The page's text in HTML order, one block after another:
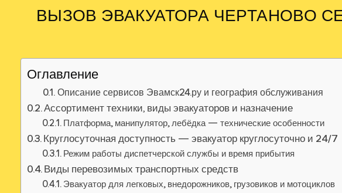
ВЫЗОВ ЭВАКУАТОРА ЧЕРТАНОВО
Оглавление
Описание сервисов Эвамск24.ру и география обслуживания
Ассортимент техники, виды эвакуаторов и назначение
Платформа, манипулятор, лебёдка — технические особенности
Круглосуточная доступность — эвакуатор круглосуточно и 24/7
Режим работы диспетчерской службы и время прибытия
Виды перевозимых транспортных средств
Эвакуатор для легковых, внедорожников, грузовиков и мотоциклов